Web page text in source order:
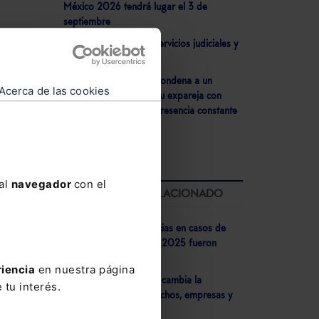
de las cookies
navegador con el
en nuestra página
tu interés.
México 2026 tendrá lugar el 3 de
septiembre
- Justicia refuerza los servicios judiciales y
forenses en Ceuta
- La AP de Cantabria condena a un
hombre por acosar a su expareja con
mensajes, llamadas y presencia constante
LO MÁS LEÍDO RELACIONADO
- El 73% de las sentencias en casos de
corrupción dictadas en 2025 fueron
- Veri*Factu 2026: Así cambia la
facturación para despachos, empresas y